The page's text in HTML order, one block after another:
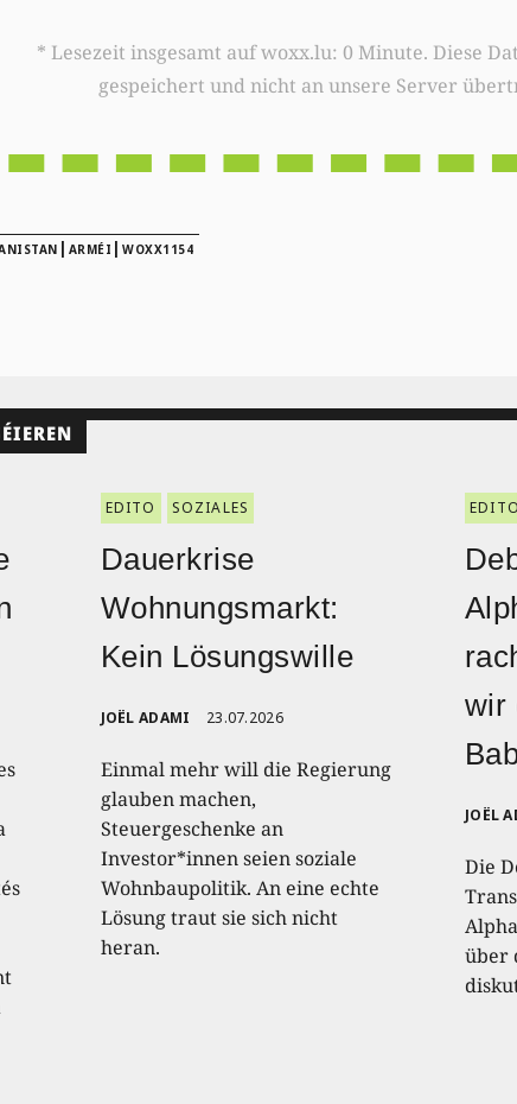
* Lesezeit insgesamt auf woxx.lu: 0 Minute. Diese Daten werden nur in Ihrem Browser
gespeichert und nicht an unsere Server
| ARMÉI | WOXX1154
EDITO SOZIALES
Dauerkrise
Wohnungsmarkt:
Kein Lösungswille
JOËL ADAMI 23.07.2026
Einmal mehr will die Regierung
glauben machen,
Steuergeschenke an
Investor*innen seien soziale
Wohnbaupolitik. An eine echte
Lösung traut sie sich nicht
heran.
EDITO
wir
JOËL
Die
über